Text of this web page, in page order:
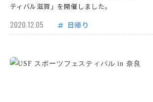
ティバル滋賀」を開催しました。
2020.12.05 日帰り